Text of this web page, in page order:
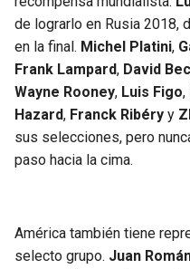
de lograrlo en Rusia 2018,
en la final. Michel Platini,
Frank Lampard, David
Wayne Rooney, Luis Figo,
Hazard, Franck Ribéry y
sus selecciones, pero
paso hacia la cima.
América también tiene
selecto grupo. Juan